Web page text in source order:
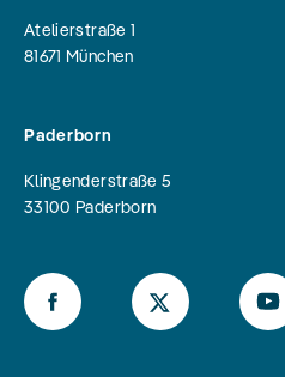
Atelierstraße 1
81671 München
Paderborn
Klingenderstraße 5
33100 Paderborn